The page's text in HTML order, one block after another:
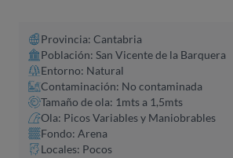
Provincia: Cantabria
Población: San Vicente de la Barquera
Entorno: Natural
Contaminación: No contaminada
Tamaño de ola: 1mts a 1,5mts
Ola: Picos Variables y Maniobrables
Fondo: Arena
Locales: Pocos